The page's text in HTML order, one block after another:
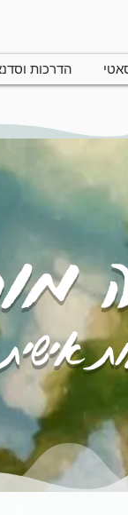
הדרכות
אישית